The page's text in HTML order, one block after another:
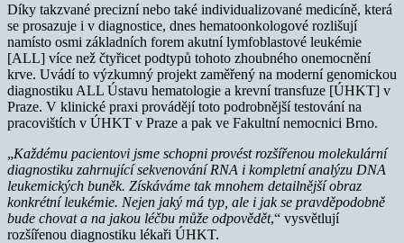
Díky takzvané precizní nebo také individualizované medicíně, která
se prosazuje i v diagnostice, dnes hematoonkologové rozlišují
namísto osmi základních forem akutní lymfoblastové leukémie
[ALL] více než čtyřicet podtypů tohoto zhoubného onemocnění
krve. Uvádí to výzkumný projekt zaměřený na moderní genomickou
diagnostiku ALL Ústavu hematologie a krevní transfuze [ÚHKT] v
Praze. V klinické praxi provádějí toto podrobnější testování na
pracovištích v ÚHKT v Praze a pak ve Fakultní nemocnici Brno.
„Každému pacientovi jsme schopni provést rozšířenou molekulární
diagnostiku zahrnující sekvenování RNA i kompletní analýzu DNA
leukemických buněk. Získáváme tak mnohem detailnější obraz
konkrétní leukémie. Nejen jaký má typ, ale i jak se pravděpodobně
bude chovat a na jakou léčbu může odpovědět,“ vysvětlují
rozšířenou diagnostiku lékaři ÚHKT.